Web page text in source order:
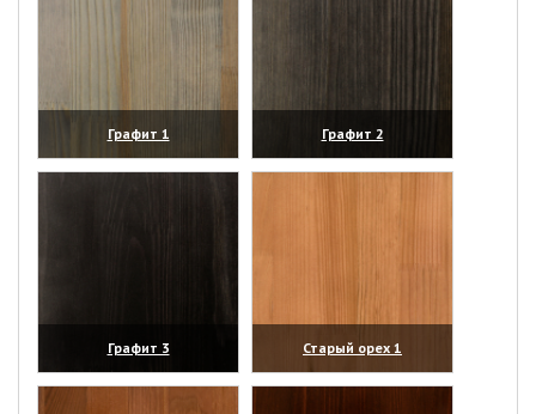
Графит 1
(увеличить)
Графит 2
(увеличить)
Графит 3
(увеличить)
Старый орех 1
(увеличить)